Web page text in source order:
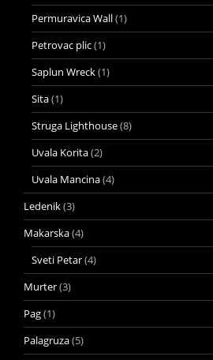
Permuravica Wall(1)
Petrovac plic(1)
Saplun Wreck(1)
Sita(1)
Struga Lighthouse(8)
Uvala Korita(2)
Uvala Mancina(4)
Ledenik(3)
Makarska(4)
Sveti Petar(4)
Murter(3)
Pag(1)
Palagruza(5)